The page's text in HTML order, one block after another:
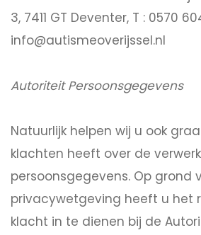
3, 7411 GT Deventer, T : 0570
info@autismeoverijssel.nl
Autoriteit Persoonsgegevens
Natuurlijk helpen wij u ook
klachten heeft over de
persoonsgegevens. Op grond
privacywetgeving heeft u het
klacht in te dienen bij de